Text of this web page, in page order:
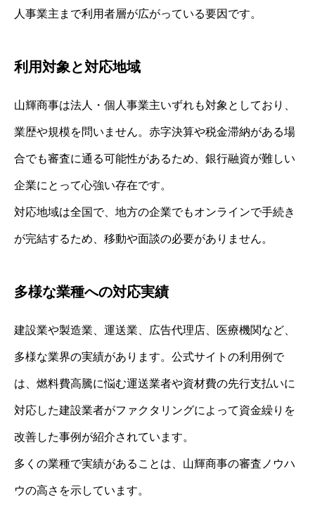
人事業主まで利用者層が広がっている要因です。
利用対象と対応地域
山輝商事は法人・個人事業主いずれも対象としており、
業歴や規模を問いません。赤字決算や税金滞納がある場
合でも審査に通る可能性があるため、銀行融資が難しい
企業にとって心強い存在です。
対応地域は全国で、地方の企業でもオンラインで手続き
が完結するため、移動や面談の必要がありません。
多様な業種への対応実績
建設業や製造業、運送業、広告代理店、医療機関など、
多様な業界の実績があります。公式サイトの利用例で
は、燃料費高騰に悩む運送業者や資材費の先行支払いに
対応した建設業者がファクタリングによって資金繰りを
改善した事例が紹介されています。
多くの業種で実績があることは、山輝商事の審査ノウハ
ウの高さを示しています。